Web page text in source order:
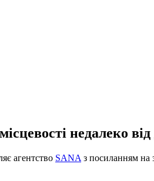
недалеко
агентство SANA з посиланням на